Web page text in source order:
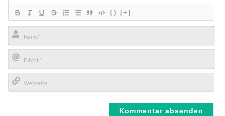
{} [+]
Name*
E-
Mail*